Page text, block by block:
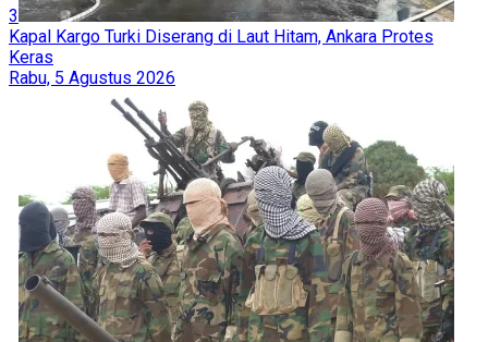
3
Kapal Kargo Turki Diserang di Laut Hitam, Ankara Protes
Keras
Rabu, 5 Agustus 2026